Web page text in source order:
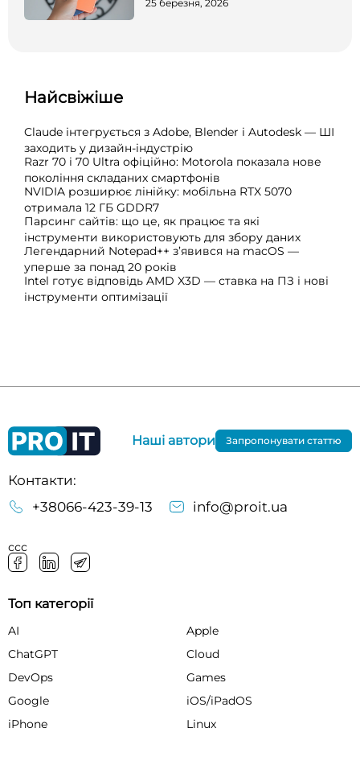
25 березня, 2026
Найсвіжіше
Claude інтегрується з Adobe, Blender і Autodesk — ШІ
заходить у дизайн-індустрію
Razr 70 і 70 Ultra офіційно: Motorola показала нове
покоління складаних смартфонів
NVIDIA розширює лінійку: мобільна RTX 5070
отримала 12 ГБ GDDR7
Парсинг сайтів: що це, як працює та які
інструменти використовують для збору даних
Легендарний Notepad++ з’явився на macOS —
уперше за понад 20 років
Intel готує відповідь AMD X3D — ставка на ПЗ і нові
інструменти оптимізації
Контакти:
+38066-423-39-13
info@proit.ua
ссс
Наші автори Запропонувати статтю
Топ категорії
AI
Apple
ChatGPT
Cloud
DevOps
Games
Google
iOS/iPadOS
iPhone
Linux